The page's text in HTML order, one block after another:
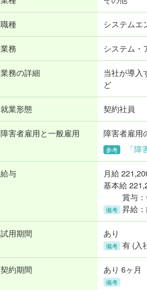
職種 システムエ
業務 システム・
業務の詳細
当社が導入
ど
就業形態 契約社員
障害者雇用と一般雇用 障害者雇用
参考 「
給与 月給
基本給
備考
賞与
昇給
試用期間 あり
備考 有 (入
契約期間 あり 6ヶ月
備考